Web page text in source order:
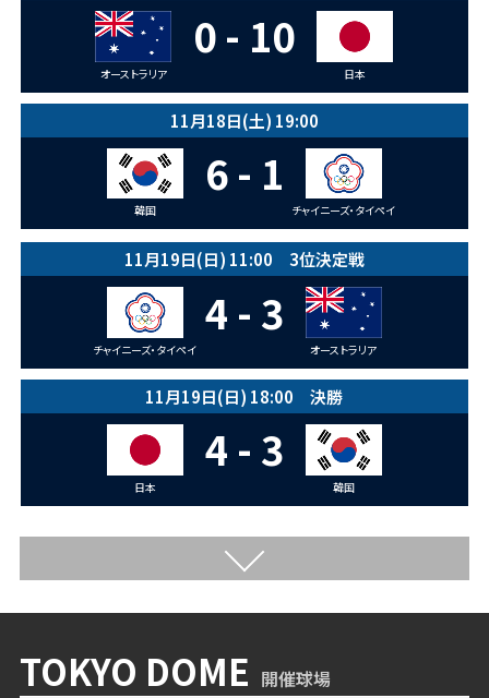
オーストラリア
0 - 10
日本
11月18日(土) 19:00
韓国
6 - 1
チャイニーズ・タイペイ
11月19日(日) 11:00 3位決定戦
チャイニーズ・タイペイ
4 - 3
オーストラリア
11月19日(日) 18:00 決勝
日本
4 - 3
韓国
TOKYO DOME 開催球場